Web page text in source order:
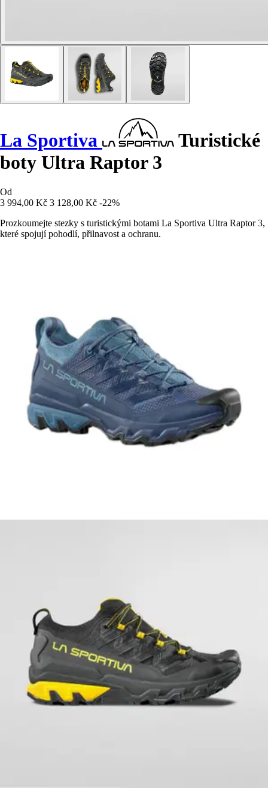
La Sportiva
Turistické
boty Ultra Raptor 3
Od
3 994,00 Kč 3 128,00 Kč -22%
Prozkoumejte stezky s turistickými botami La Sportiva Ultra Raptor 3,
které spojují pohodlí, přilnavost a ochranu.